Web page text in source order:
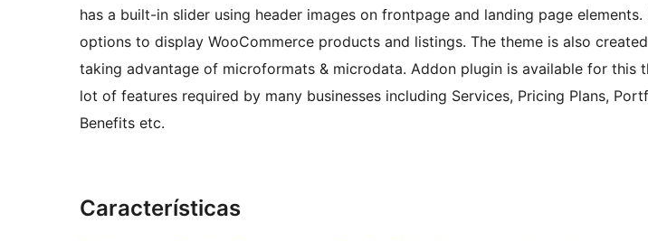
has a built-in slider using header images on frontpage and landing page
options to display WooCommerce products and listings. The theme is also
taking advantage of microformats & microdata. Addon plugin is available for this
lot of features required by many businesses including Services, Pricing Plans,
Benefits etc.
Características